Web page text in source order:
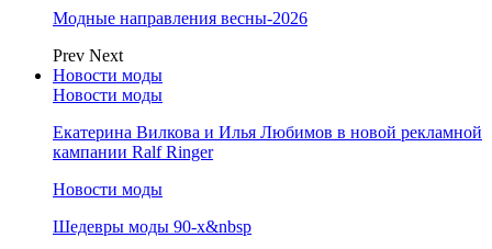
Модные направления весны-2026
Prev Next
Новости моды
Новости моды
Екатерина Вилкова и Илья Любимов в новой рекламной
кампании Ralf Ringer
Новости моды
Шедевры моды 90-х&nbsp